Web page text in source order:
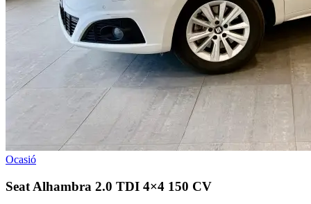
Ocasió
Seat Alhambra 2.0 TDI 4×4 150 CV